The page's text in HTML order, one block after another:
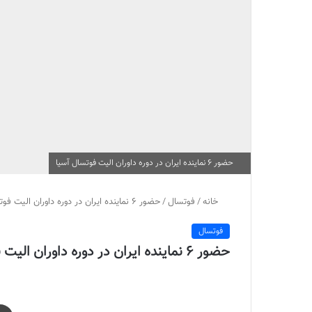
حضور 6 نماینده ایران در دوره داوران الیت فوتسال آسیا
خانه/ فوتسال/حضور 6 نماینده ایران در دوره داوران الیت فوتسال آسیا
فوتسال
حضور 6 نماینده ایران در دوره داوران الیت فوتسال آسیا